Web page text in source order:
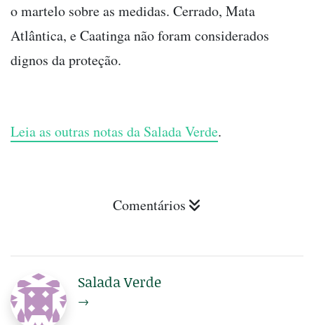
o martelo sobre as medidas. Cerrado, Mata
Atlântica, e Caatinga não foram considerados
dignos da proteção.
Leia as outras notas da Salada Verde.
Comentários
Salada Verde
→